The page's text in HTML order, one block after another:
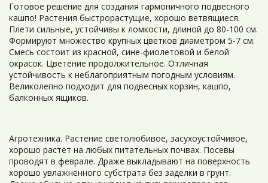
Готовое решение для создания гармоничного подвесного
кашпо! Растения быстрорастущие, хорошо ветвящиеся.
Плети сильные, устойчивы к ломкости, длиной до 80-100 см.
Формируют множество крупных цветков диаметром 5-7 см.
Смесь состоит из красной, сине-фиолетовой и белой
окрасок. Цветение продолжительное. Отличная
устойчивость к неблагоприятным погодным условиям.
Великолепно подходит для подвесных корзин, кашпо,
балконных ящиков.
Агротехника. Растение светолюбивое, засухоустойчивое,
хорошо растёт на любых питательных почвах. Посевы
проводят в феврале. Драже выкладывают на поверхность
хорошо увлажнённого субстрата без заделки в грунт.